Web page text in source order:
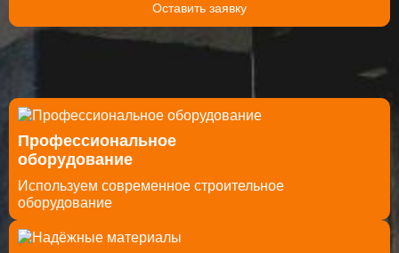
Оставить заявку
Профессиональное
оборудование
Используем современное строительное
оборудование